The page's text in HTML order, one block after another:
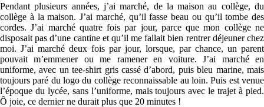
Pendant plusieurs années, j’ai marché, de la maison au collège, du
collège à la maison. J’ai marché, qu’il fasse beau ou qu’il tombe des
cordes. J’ai marché quatre fois par jour, parce que mon collège ne
disposait pas d’une cantine et qu’il me fallait bien rentrer déjeuner chez
moi. J’ai marché deux fois par jour, lorsque, par chance, un parent
pouvait m’emmener ou me ramener en voiture. J’ai marché en
uniforme, avec un tee-shirt gris cassé d’abord, puis bleu marine, mais
toujours paré du logo du collège reconnaissable au loin. Puis est venue
l’époque du lycée, sans l’uniforme, mais toujours avec le trajet à pied.
Ô joie, ce dernier ne durait plus que 20 minutes !